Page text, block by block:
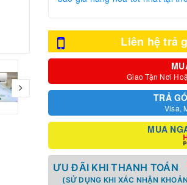
Liên hệ trả
Giao Tận Nơi
TRẢ
Visa,
MUA
ƯU ĐÃI KHI THANH TOÁN
(SỬ DỤNG KHI XÁC NHẬN